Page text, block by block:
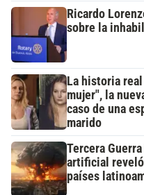
Ricardo
sobre la
La historia
mujer", la
caso de una
marido
Tercera
artificial
países